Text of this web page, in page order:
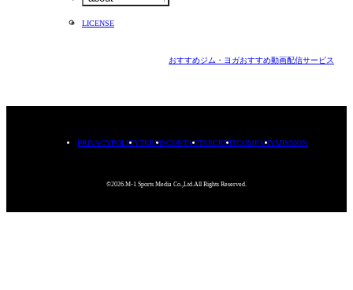
LICENSE
おすすめジム・ヨガおすすめ動画配信サービス
PRIVACYPOLICYTERMSCONTACTRECRUITCOMPANYMISSION
©2026.M-1 Sports Media Co.,Ltd.All Rights Reserved.